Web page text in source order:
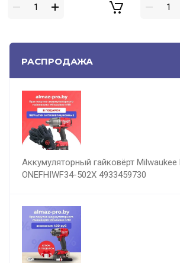
РАСПРОДАЖА
Аккумуляторный гайковёрт Milwaukee
ONEFHIWF34-502X 4933459730